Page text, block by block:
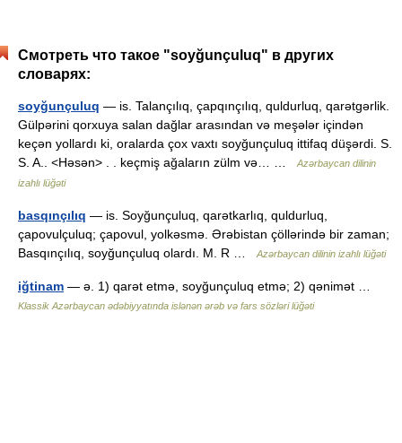
Смотреть что такое "soyğunçuluq" в других
словарях:
soyğunçuluq — is. Talançılıq, çapqınçılıq, quldurluq, qarətgərlik.
Gülpərini qorxuya salan dağlar arasından və meşələr içindən
keçən yollardı ki, oralarda çox vaxtı soyğunçuluq ittifaq düşərdi. S.
S. A.. <Həsən> . . keçmiş ağaların zülm və… …
Azərbaycan dilinin
izahlı lüğəti
basqınçılıq — is. Soyğunçuluq, qarətkarlıq, quldurluq,
çapovulçuluq; çapovul, yolkəsmə. Ərəbistan çöllərində bir zaman;
Basqınçılıq, soyğunçuluq olardı. M. R …
Azərbaycan dilinin izahlı lüğəti
iğtinam — ə. 1) qarət etmə, soyğunçuluq etmə; 2) qənimət …
Klassik Azərbaycan ədəbiyyatında islənən ərəb və fars sözləri lüğəti